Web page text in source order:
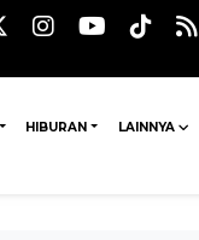
HIBURAN LAINNYA